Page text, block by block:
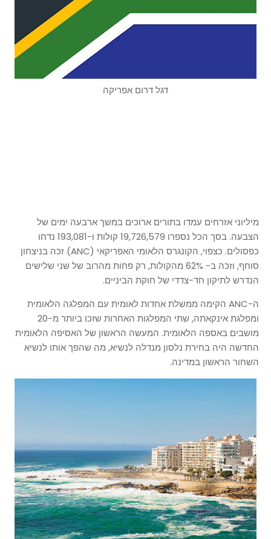
דגל דרום אפריקה
מיליוני אזרחים עמדו בתורים ארוכים במשך ארבעה ימים של
הצבעה. בסך הכל נספרו 19,726,579 קולות ו-193,081 נדחו
כפסולים. כצפוי, הקונגרס הלאומי האפריקאי (ANC) זכה בניצחון
סוחף, וזכה ב- 62% מהקולות, רק פחות מהרוב של שני שלישים
הנדרש לתיקון חד-צדדי של חוקת הביניים.
ה-ANC הקימה ממשלת אחדות לאומית עם המפלגה הלאומית
ומפלגת אינקאתה, שתי המפלגות האחרות שזכו ביותר מ-20
מושבים באספה הלאומית. המעשה הראשון של האסיפה הלאומית
החדשה היה בחירת נלסון מנדלה לנשיא, מה שהפך אותו לנשיא
השחור הראשון במדינה.